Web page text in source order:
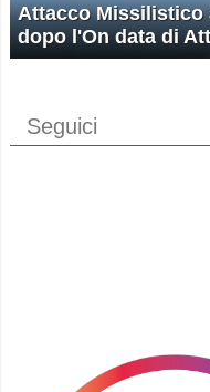
Attacco Missilistico
dopo l'On data di
Seguici